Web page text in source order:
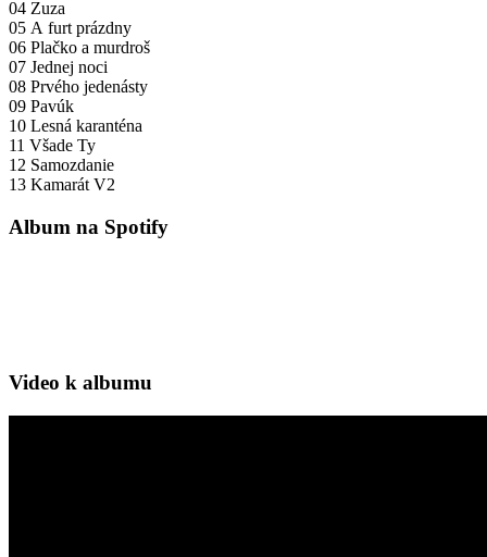
04 Zuza
05 A furt prázdny
06 Plačko a murdroš
07 Jednej noci
08 Prvého jedenásty
09 Pavúk
10 Lesná karanténa
11 Všade Ty
12 Samozdanie
13 Kamarát V2
Album na Spotify
Video k albumu